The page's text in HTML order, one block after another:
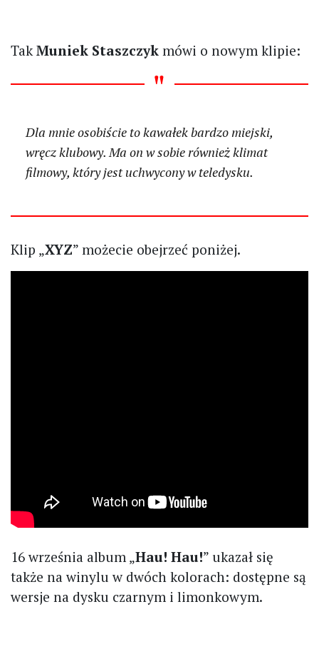
TakMuniek Staszczyk mówi o nowym klipie:
Dla mnie osobiście to kawałek bardzo miejski,
wręcz klubowy. Ma on w sobie również klimat
filmowy, który jest uchwycony w teledysku.
Klip „XYZ” możecie obejrzeć poniżej.
16 września album „Hau! Hau!” ukazał się
także na winylu w dwóch kolorach: dostępne są
wersje na dysku czarnym i limonkowym.